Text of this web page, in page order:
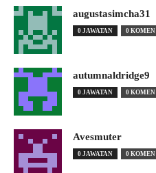
augustasimcha31
0 JAWATAN 0 KOMEN
autumnaldridge9
0 JAWATAN 0 KOMEN
Avesmuter
0 JAWATAN 0 KOMEN